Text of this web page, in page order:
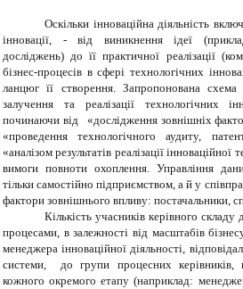
Оскільки інноваційна діяльність
інновації, - від виникнення ідеї
досліджень) до її практичної реалізації
бізнес-процесів в сфері технологічних
ланцюг її створення. Запропонована схема
залучення та реалізації технологічних
починаючи від «дослідження зовнішніх
«проведення технологічного аудиту,
«аналізом результатів реалізації
вимоги повноти охоплення. Управління
тільки самостійно підприємством, а й у
фактори зовнішнього впливу: постачальники,
Кількість учасників керівного
процесами, в залежності від масштабів
менеджера інноваційної діяльності,
системи, до групи процесних керівників,
кожного окремого етапу (наприклад: